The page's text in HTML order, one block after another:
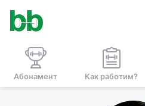
Абонамент Как работим?